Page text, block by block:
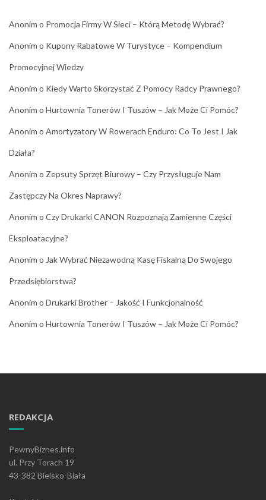
Anonim o Promocja Firmy W Sieci – Którą Metodę Wybrać?
Anonim o Kupony Rabatowe W Turystyce – Kompendium
Promocyjnej Wiedzy
Anonim o Kiedy Warto Skorzystać Z Pomocy Radcy Prawnego?
Anonim o Hurtownia Tonerów I Tuszów – Jak Może Ci Pomóc?
Anonim o Amortyzatory W Rowerach Enduro: Co To Jest I Jak
Działa?
Anonim o Zepsuty Sprzęt Biurowy – Czy Przysługuje Nam
Zastępczy Na Okres Naprawy?
Anonim o Czy Drukarki CANON Rozpoznają Zamienne Części
Eksploatacyjne?
Anonim o Jak Wybrać Niezawodną Kasę Fiskalną Do Swojego
Przedsiębiorstwa?
Anonim o Drukarki Brother – Jakość I Funkcjonalność
Anonim o Hurtownia Tonerów I Tuszów – Jak Może Ci Pomóc?
REDAKCJA
PewnyBiznes.info
ul. Przy Torach 19
43-382 Bielsko-Biała